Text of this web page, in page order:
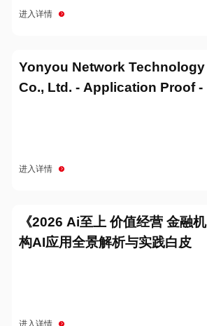
进入详情
Yonyou Network Technology
Co., Ltd. - Application Proof -
进入详情
《2026 Ai至上 价值经营 金融机
构AI应用全景解析与实践白皮
进入详情